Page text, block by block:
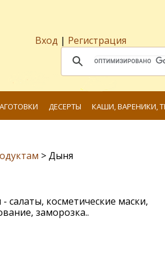
Вход | Регистрация
ДЕСЕРТЫ КАШИ, ВАРЕНИКИ,
>Дыня
косметические маски,
заморозка..